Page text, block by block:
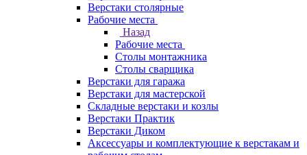
Верстаки столярные
Рабочие места
Назад
Рабочие места
Столы монтажника
Столы сварщика
Верстаки для гаража
Верстаки для мастерской
Складные верстаки и козлы
Верстаки Практик
Верстаки Диком
Аксессуары и комплектующие к верстакам и